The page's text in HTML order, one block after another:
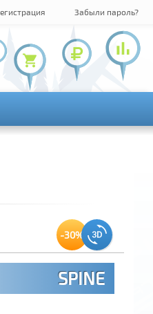
Забыли пароль?
+7 (495) 143-73-73
+7 (800) 100-19-72
-30%
SPINE